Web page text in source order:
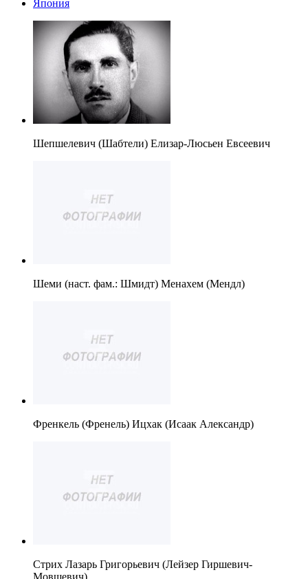
Япония
Шепшелевич (Шабтели) Елизар-Люсьен Евсеевич
Шеми (наст. фам.: Шмидт) Менахем (Мендл)
Френкель (Френель) Ицхак (Исаак Александр)
Стрих Лазарь Григорьевич (Лейзер Гиршевич-